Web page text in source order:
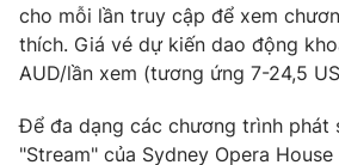
Video Shorts
cho mỗi lần truy cập để xem
thích. Giá vé dự kiến dao động
AUD/lần xem (tương ứng 7-24,5
Để đa dạng các chương trình phát
"Stream" của Sydney Opera